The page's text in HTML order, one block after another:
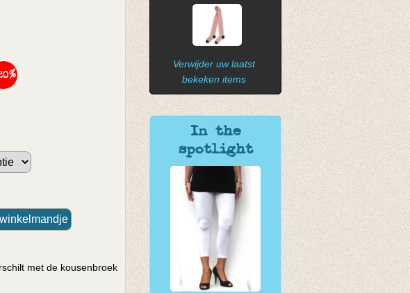
Verwijder uw laatst
bekeken items
In the
spotlight
met de kousenbroek